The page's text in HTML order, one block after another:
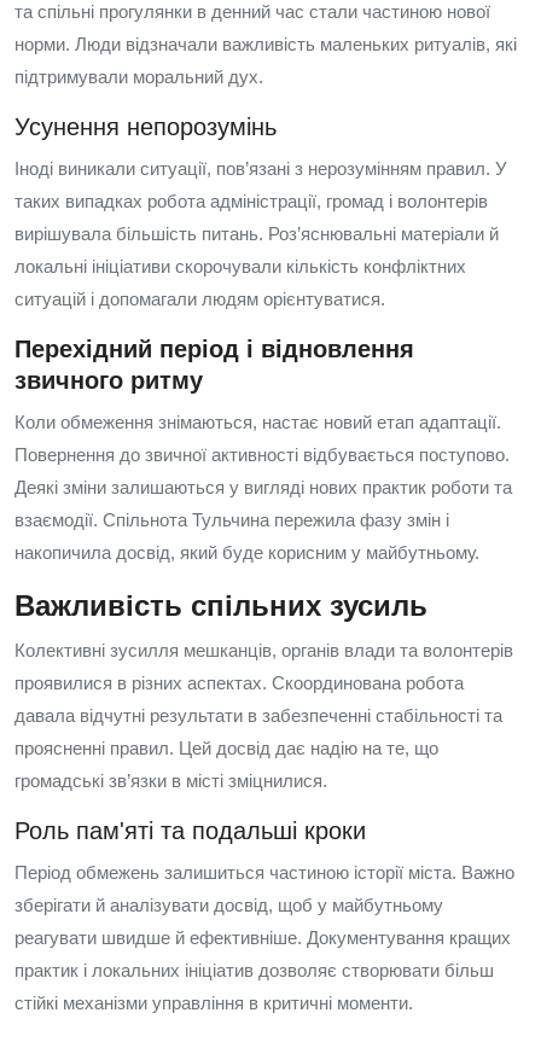
та спільні прогулянки в денний час стали частиною нової
норми. Люди відзначали важливість маленьких ритуалів, які
підтримували моральний дух.
Усунення непорозумінь
Іноді виникали ситуації, пов’язані з нерозумінням правил. У
таких випадках робота адміністрації, громад і волонтерів
вирішувала більшість питань. Роз’яснювальні матеріали й
локальні ініціативи скорочували кількість конфліктних
ситуацій і допомагали людям орієнтуватися.
Перехідний період і відновлення
звичного ритму
Коли обмеження знімаються, настає новий етап адаптації.
Повернення до звичної активності відбувається поступово.
Деякі зміни залишаються у вигляді нових практик роботи та
взаємодії. Спільнота Тульчина пережила фазу змін і
накопичила досвід, який буде корисним у майбутньому.
Важливість спільних зусиль
Колективні зусилля мешканців, органів влади та волонтерів
проявилися в різних аспектах. Скоординована робота
давала відчутні результати в забезпеченні стабільності та
проясненні правил. Цей досвід дає надію на те, що
громадські зв’язки в місті зміцнилися.
Роль пам'яті та подальші кроки
Період обмежень залишиться частиною історії міста. Важно
зберігати й аналізувати досвід, щоб у майбутньому
реагувати швидше й ефективніше. Документування кращих
практик і локальних ініціатив дозволяє створювати більш
стійкі механізми управління в критичні моменти.